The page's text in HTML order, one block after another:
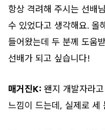
항상 격려해 주시는 선배
수 있었다고 생각해요. 올
들어왔는데 두 분께 도움
선배가 되고 싶습니다!
매거진K: 왠지 개발자라
느낌이 드는데, 실제로 세